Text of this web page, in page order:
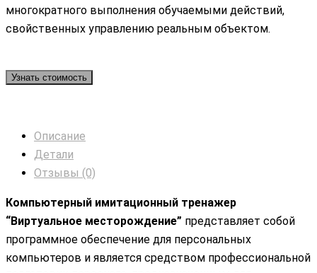
многократного выполнения обучаемыми действий,
свойственных управлению реальным объектом.
Узнать стоимость
Описание
Детали
Отзывы (0)
Компьютерный имитационный тренажер
“Виртуальное месторождение” представляет собой
программное обеспечение для персональных
компьютеров и является средством профессиональной